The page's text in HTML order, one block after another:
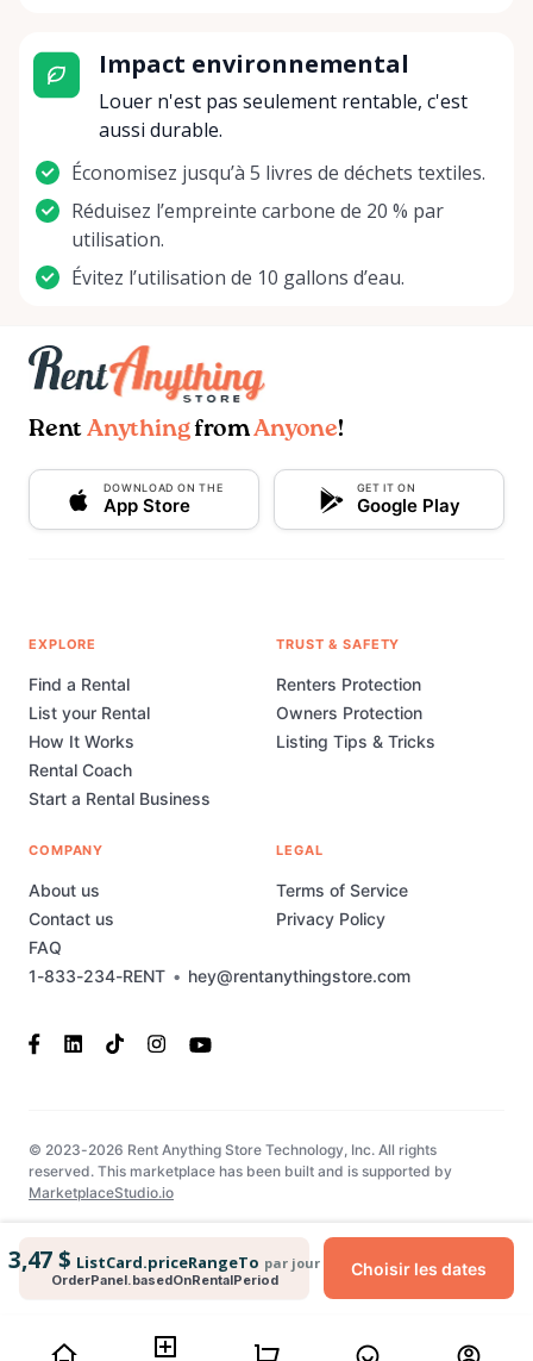
3,47 $ ListCard.priceRangeTo par jour
OrderPanel.basedOnRentalPeriod
Choisir les dates
Impact environnemental
Louer n'est pas seulement rentable, c'est
aussi durable.
Économisez jusqu’à 5 livres de déchets textiles.
Réduisez l’empreinte carbone de 20 % par
utilisation.
Évitez l’utilisation de 10 gallons d’eau.
Rent AnythingfromAnyone!
DOWNLOAD ON THE
App Store
GET IT ON
Google Play
1-833-234-RENT • hey@rentanythingstore.com
EXPLORE
Find a Rental
List your Rental
How It Works
Rental Coach
Start a Rental Business
TRUST & SAFETY
Renters Protection
Owners Protection
Listing Tips & Tricks
COMPANY
About us
Contact us
FAQ
LEGAL
Terms of Service
Privacy Policy
© 2023-2026 Rent Anything Store Technology, Inc. All rights
reserved. This marketplace has been built and is supported by
MarketplaceStudio.io